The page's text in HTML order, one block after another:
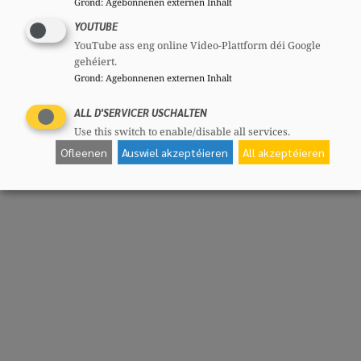
YOUTUBE
YouTube ass eng online Video-Plattform déi Google
gehéiert.
Grond: Agebonnenen externen Inhalt
ALL D'SERVICER USCHALTEN
Use this switch to enable/disable all services.
Ofleenen Auswiel akzeptéieren All akzeptéieren